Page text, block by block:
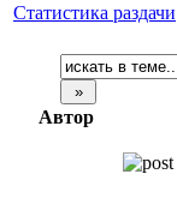
Статистика раздачи
Автор